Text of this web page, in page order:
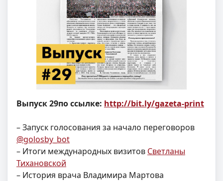
Выпуск 29по ссылке: http://bit.ly/gazeta-print
– Запуск голосования за начало переговоров
@golosby_bot
– Итоги международных визитов Светланы
Тихановской
– История врача Владимира Мартова